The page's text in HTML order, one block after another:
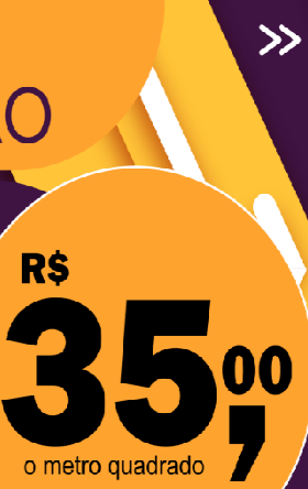
Adesivação de
Transforme sua frota em
forma mais barata e eficiente de
milhares de clientes nas ruas e